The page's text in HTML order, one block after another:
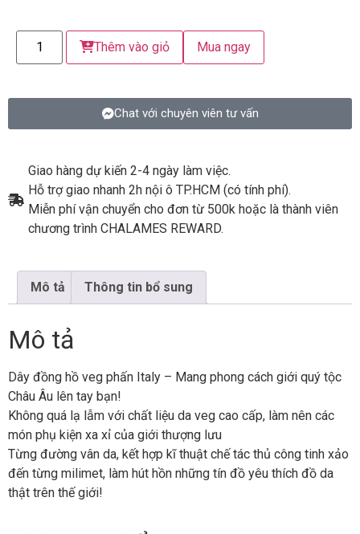
Thêm vào giỏ Mua ngay
Chat với chuyên viên tư vấn
Giao hàng dự kiến 2-4 ngày làm việc.
Hỗ trợ giao nhanh 2h nội ô TP.HCM (có tính phí).
Miễn phí vận chuyển cho đơn từ 500k hoặc là thành viên
chương trình CHALAMES REWARD.
Mô tả Thông tin bổ sung
Mô tả
Dây đồng hồ veg phấn Italy – Mang phong cách giới quý tộc
Châu Âu lên tay bạn!
Không quá lạ lẫm với chất liệu da veg cao cấp, làm nên các
món phụ kiện xa xỉ của giới thượng lưu
Từng đường vân da, kết hợp kĩ thuật chế tác thủ công tinh xảo
đến từng milimet, làm hút hồn những tín đồ yêu thích đồ da
thật trên thế giới!